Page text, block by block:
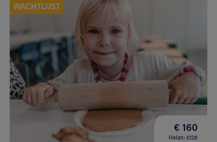
WACHTLIJST
€ 160
Helan: €128